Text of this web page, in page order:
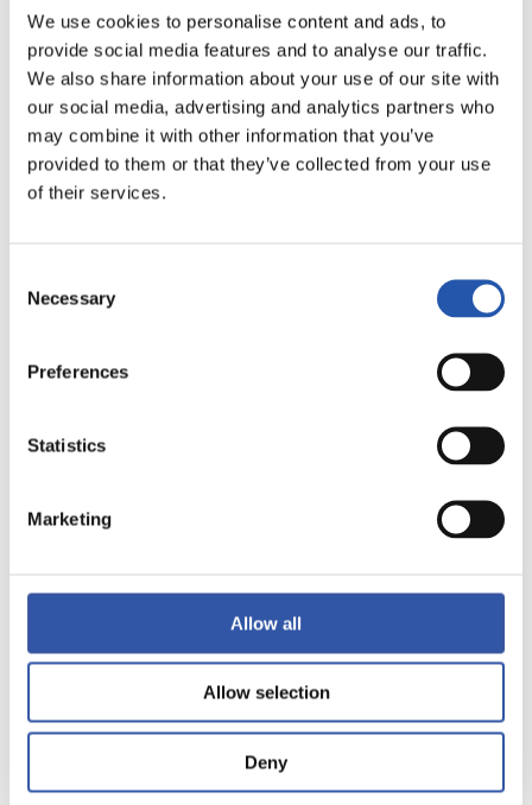
We use cookies to personalise content and ads, to
provide social media features and to analyse our traffic.
We also share information about your use of our site with
our social media, advertising and analytics partners who
may combine it with other information that you’ve
provided to them or that they’ve collected from your use
of their services.
Selection
Necessary
Preferences
Statistics
Marketing
Allow all
Allow selection
Deny
LALIGA
FINALIZADO
1-0
LALIGA
U.D. LAS PALMAS
LALIGA